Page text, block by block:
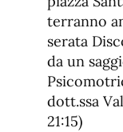
terranno
serata
da un
dott.ssa
21:15)